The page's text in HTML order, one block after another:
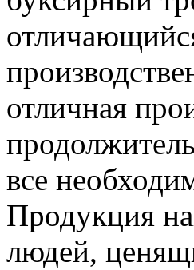
отличная
все
Продукция
людей,